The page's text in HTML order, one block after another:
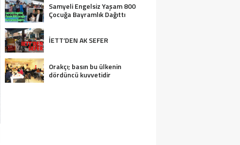
Samyeli Engelsiz Yaşam 800
Çocuğa Bayramlık Dağıttı
İETT’DEN AK SEFER
Orakçı; basın bu ülkenin
dördüncü kuvvetidir